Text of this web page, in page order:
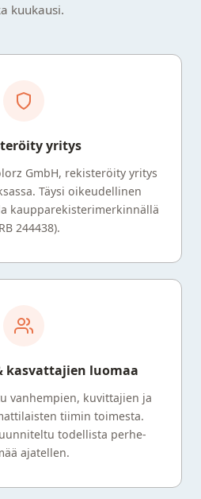
kuukausi.
yritys
GmbH, rekisteröity yritys
Täysi oikeudellinen
kaupparekisterimerkinnällä
244438).
kasvattajien luomaa
vanhempien, kuvittajien ja
tiimin toimesta.
todellista perhe-
ajatellen.